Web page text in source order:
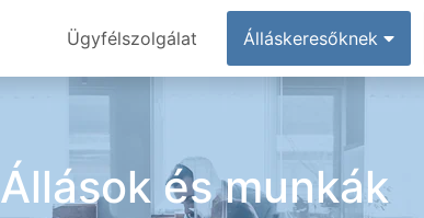
Ügyfélszolgálat Álláskeresőknek
Állások és munkák